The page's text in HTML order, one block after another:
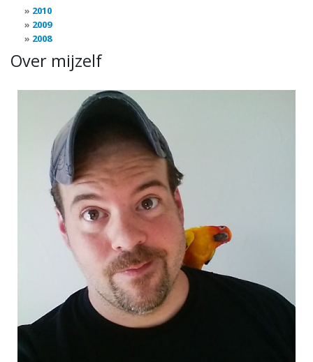
2010
2009
2008
Over mijzelf